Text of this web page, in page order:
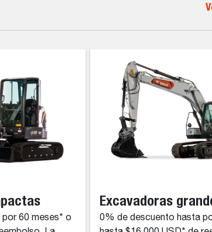
60 meses* o
Excavadoras
0% de descuento hasta